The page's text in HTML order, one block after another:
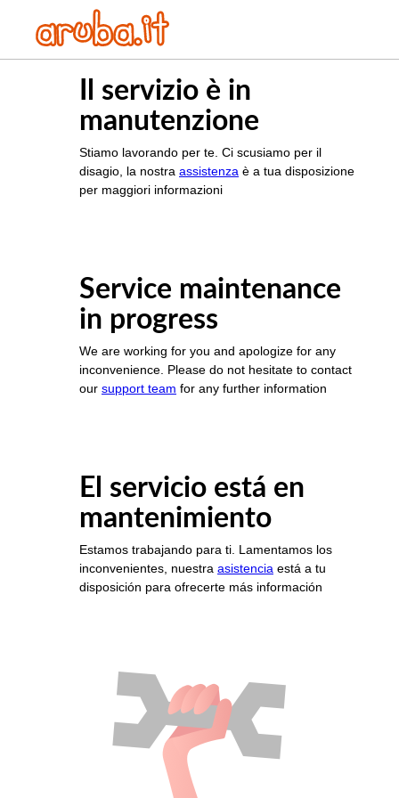
Il servizio è in
manutenzione
Stiamo lavorando per te. Ci scusiamo per il
disagio, la nostra assistenza è a tua disposizione
per maggiori informazioni
Service maintenance
in progress
We are working for you and apologize for any
inconvenience. Please do not hesitate to contact
our support team for any further information
El servicio está en
mantenimiento
Estamos trabajando para ti. Lamentamos los
inconvenientes, nuestra asistencia está a tu
disposición para ofrecerte más información